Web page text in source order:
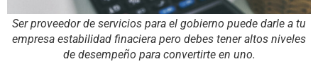
Ser proveedor de servicios para el gobierno puede darle a tu
empresa estabilidad finaciera pero debes tener altos niveles
de desempeño para convertirte en uno.